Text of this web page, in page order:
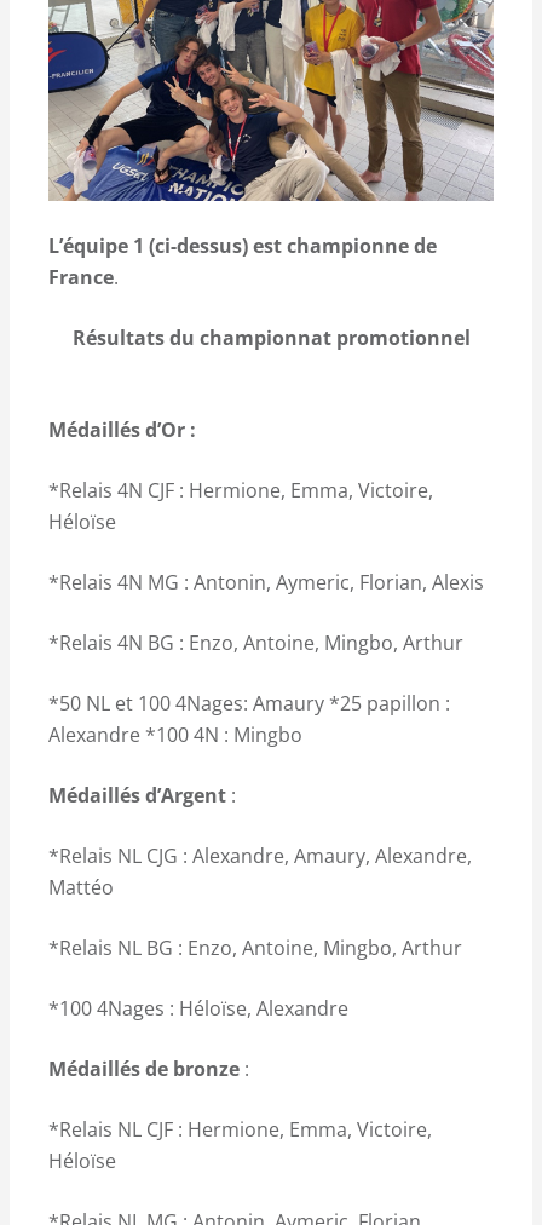
L’équipe 1 (ci-dessus) est championne de
France.
Résultats du championnat promotionnel
Médaillés d’Or :
*Relais 4N CJF : Hermione, Emma, Victoire,
Héloïse
*Relais 4N MG : Antonin, Aymeric, Florian, Alexis
*Relais 4N BG : Enzo, Antoine, Mingbo, Arthur
*50 NL et 100 4Nages: Amaury *25 papillon :
Alexandre *100 4N : Mingbo
Médaillés d’Argent :
*Relais NL CJG : Alexandre, Amaury, Alexandre,
Mattéo
*Relais NL BG : Enzo, Antoine, Mingbo, Arthur
*100 4Nages : Héloïse, Alexandre
Médaillés de bronze :
*Relais NL CJF : Hermione, Emma, Victoire,
Héloïse